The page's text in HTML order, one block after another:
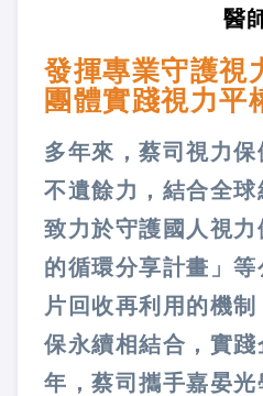
醫
發揮專業守護
團體實踐視力平
多年來，蔡司視力
不遺餘力，結合全球
致力於守護國人視
的循環分享計畫」
片回收再利用的機
保永續相結合，實
年，蔡司攜手嘉晏光